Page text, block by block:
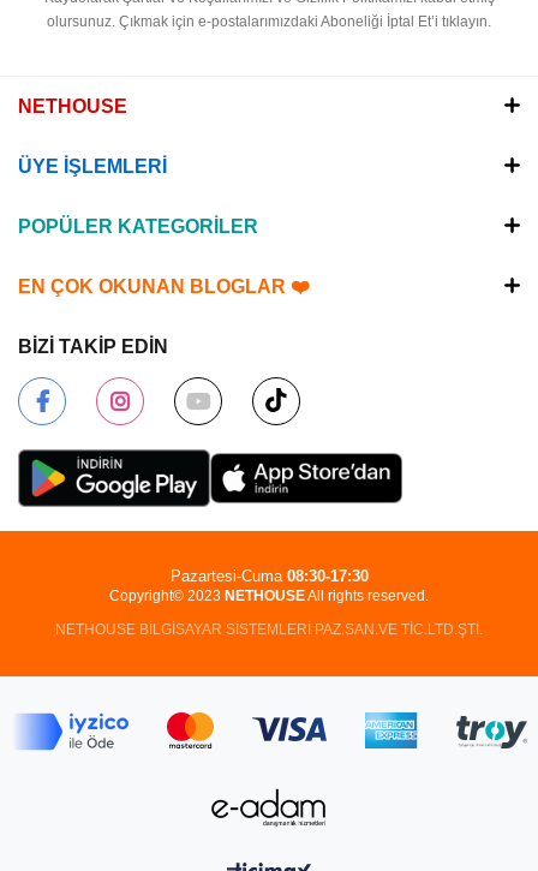
olursunuz. Çıkmak için e-postalarımızdaki Aboneliği İptal Et’i tıklayın.
NETHOUSE
ÜYE İŞLEMLERİ
POPÜLER KATEGORİLER
EN ÇOK OKUNAN BLOGLAR ❤️
BİZİ TAKİP EDİN
Copyright© 2023 NETHOUSEAll rights reserved.
NETHOUSE BİLGİSAYAR SİSTEMLERİ PAZ.SAN.VE TİC.LTD.ŞTİ.
Pazartesi-Cuma 08:30-17:30